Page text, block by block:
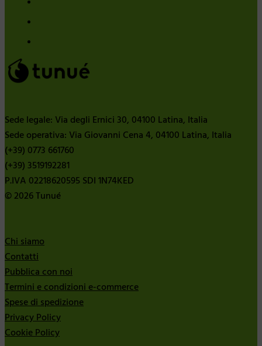
Sede legale: Via degli Ernici 30, 04100 Latina, Italia
Sede operativa: Via Giovanni Cena 4, 04100 Latina, Italia
(+39) 0773 661760
(+39) 3519192281
P.IVA 02218620595 SDI 1N74KED
© 2026 Tunué
Chi siamo
Contatti
Pubblica con noi
Termini e condizioni e-commerce
Spese di spedizione
Privacy Policy
Cookie Policy